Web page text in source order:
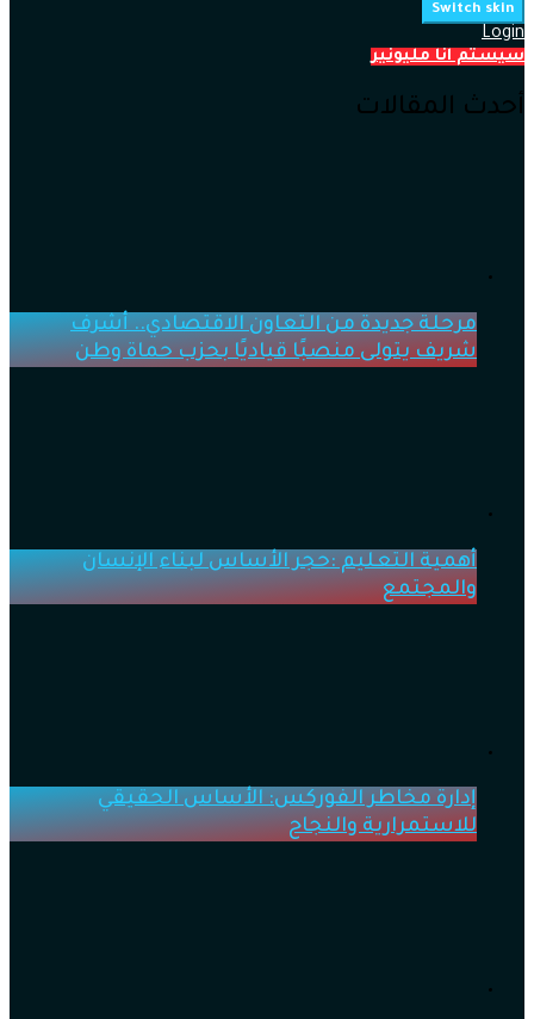
Switch skin
Login
سيستم انا مليونير
أحدث المقالات
مرحلة جديدة من التعاون الاقتصادي.. أشرف
شريف يتولى منصبًا قياديًا بحزب حماة وطن
أهمية التعليم :حجر الأساس لبناء الإنسان
والمجتمع
إدارة مخاطر الفوركس: الأساس الحقيقي
للاستمرارية والنجاح